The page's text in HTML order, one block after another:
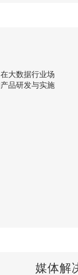
大数据行业场
品研发与实施
媒体解